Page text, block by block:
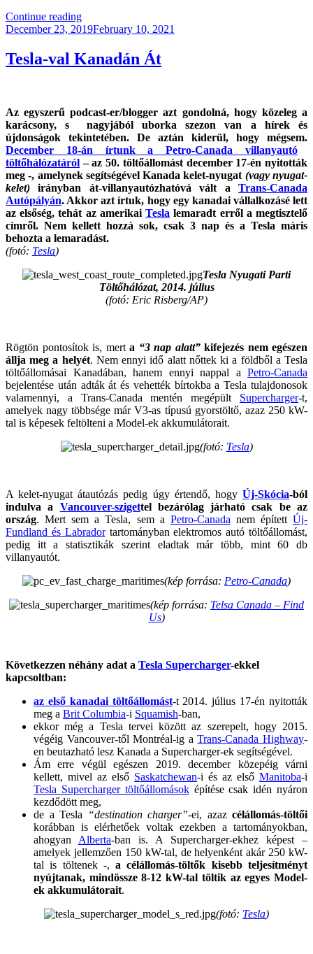
Continue reading“Messzire
Áramló
Posted
December 23, 2019February 10, 2021
Tesla-val Kanadán Át
Az egyszerű podcast-er/blogger azt gondolná, hogy közeleg a
karácsony, s nagyjából uborka szezon van a hírek és
újdonságok tekintetében. De aztán kiderül, hogy mégsem.
December 18-án írtunk a Petro-Canada villanyautó
töltőhálózatáról – az 50. töltőállomást december 17-én nyitották
meg -, amelynek segítségével Kanada kelet-nyugat (vagy nyugat-
kelet) irányban át-villanyautózhatóvá vált a Trans-Canada
Autópályán. Akkor azt írtuk, hogy egy kanadai vállalkozásé lett
az elsőség, tehát az amerikaiTesla lemaradt erről a megtisztelő
címről. Nem kellett hozzá sok, csak 3 nap és a Tesla máris
behozta a lemaradást.
(fotó: Tesla)
Tesla Nyugati Parti
Töltőhálózat, 2014. július
(fotó: Eric Risberg/AP)
Rögtön pontosítok is, mert a “3 nap alatt”kifejezés nem egészen
állja meg a helyét. Nem ennyi idő alatt nőttek ki a földből a Tesla
töltőállomásai Kanadában, hanem ennyi nappal a Petro-Canada
bejelentése után adták át és vehették bírtokba a Tesla tulajdonosok
valamennyi, a Trans-Canada mentén megépült Supercharger-t,
amelyek nagy többsége már V3-as típusú gyorstöltő, azaz 250 kW-
tal is képesek feltölteni a Model-ek akkumulátorait.
(fotó: Tesla)
A kelet-nyugat átautózás pedig úgy értendő, hogy Új-Skócia-ból
indulva a Vancouver-szigettel bezárólag járható csak be az
ország. Mert sem a Tesla, sem a Petro-Canada nem építettÚj-
Fundland és Labradortartományban elektromos autó töltőállomást,
pedig itt a statisztikák szerint eladtak már több, mint 60 db
villanyautót.
(kép forrása: Petro-Canada)
(kép forrása: Telsa Canada – Find
Us)
Következzen néhány adat a Tesla Supercharger-ekkel
kapcsoltban:
az első kanadai töltőállomást-t 2014. július 17-én nyitották
meg a Brit Columbia-i Squamish-ban,
ekkor még a Tesla tervei között az szerepelt, hogy 2015.
végéig Vancouver-től Montréal-ig aTrans-Canada Highway-
en beutazható lesz Kanada a Supercharger-ek segítségével.
Ám erre végül egészen 2019. december közepéig várni
kellett, mivel az első Saskatchewan-i és az első Manitoba-i
Tesla Supercharger töltőállomásoképítése csak idén nyáron
kezdődött meg,
de a Tesla
“destination charger”-ei, azaz célállomás-töltői
korábban is elérhetőek voltak ezekben a tartományokban,
ahogyan Alberta-ban is. A Supercharger-ekhez képest –
amelyek jellemzően 150 kW-tal, de helyenként akár 250 kW-
tal is töltenek -,a célállomás-töltők kisebb teljesítményt
nyújtanak, mindössze 8-12 kW-tal töltik az egyes Model-
ek akkumulátorait.
(fotó: Tesla)